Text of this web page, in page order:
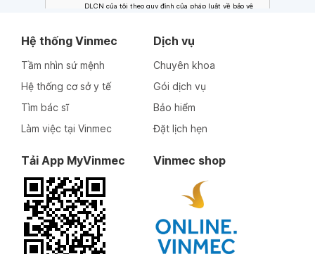
Hệ thống Vinmec
Tầm nhìn sứ mệnh
Hệ thống cơ sở y tế
Tìm bác sĩ
Làm việc tại Vinmec
Dịch vụ
Chuyên khoa
Gói dịch vụ
Bảo hiểm
Đặt lịch hẹn
Tải App MyVinmec Vinmec shop